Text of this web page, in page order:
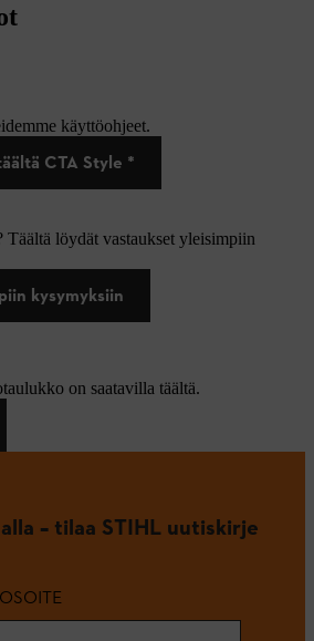
käyttöohjeet.
CTA Style *
löydät vastaukset yleisimpiin
kysymyksiin
on saatavilla täältä.
– tilaa STIHL uutiskirje